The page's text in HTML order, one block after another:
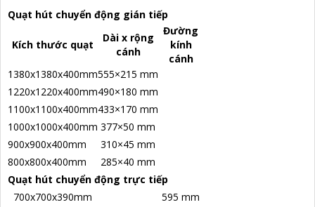
Quạt hút chuyển động gián tiếp
Kích thước quạt
Dài x rộng
cánh
Đường
kính
cánh
1380x1380x400mm555×215 mm
1220x1220x400mm490×180 mm
1100x1100x400mm433×170 mm
1000x1000x400mm 377×50 mm
900x900x400mm
310×45 mm
800x800x400mm
285×40 mm
Quạt hút chuyển động trực tiếp
700x700x390mm
595 mm